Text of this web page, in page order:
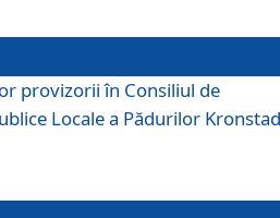
provizorii în Consiliul de
Locale a Pădurilor